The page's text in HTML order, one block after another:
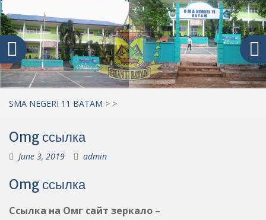
SMA NEGERI 11 BATAM>>
Omg ссылка
June 3, 2019 admin
Omg ссылка
Ссылка на Омг сайт зеркало –
https://omgomgomg5j4yrr4mjdv3h5c5xfvxtqqs2in
7smi65mjps7wvkmqmtqd.biz
Ссылка на Омг через Tor:
7smi65mjps7wvkmqmtqd.biz